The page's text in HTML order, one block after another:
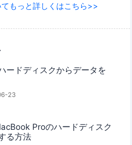
もっと詳しくはこちら>>
ードディスクからデータを
23
Proのハードディスク
る方法